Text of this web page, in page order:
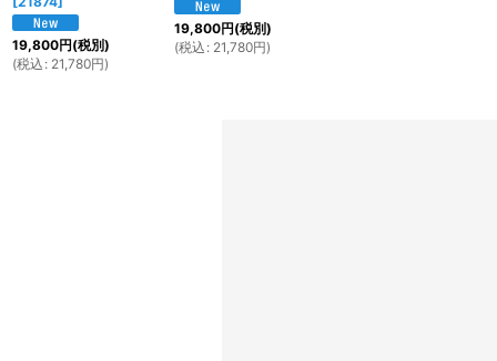
19,800円(税別)
(税込 : 21,780円)
19,800円(税別)
(税込 : 21,780円)